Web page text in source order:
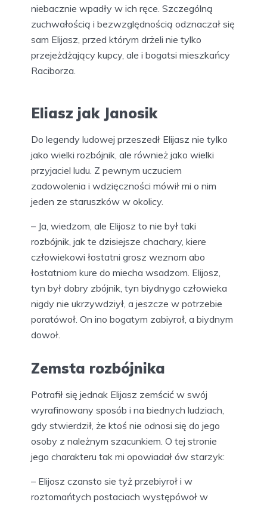
niebacznie wpadły w ich ręce. Szczególną
zuchwałością i bezwzględnością odznaczał się
sam Elijasz, przed którym drżeli nie tylko
przejeżdżający kupcy, ale i bogatsi mieszkańcy
Raciborza.
Eliasz jak Janosik
Do legendy ludowej przeszedł Elijasz nie tylko
jako wielki rozbójnik, ale również jako wielki
przyjaciel ludu. Z pewnym uczuciem
zadowolenia i wdzięczności mówił mi o nim
jeden ze staruszków w okolicy.
– Ja, wiedzom, ale Elijosz to nie był taki
rozbójnik, jak te dzisiejsze chachary, kiere
człowiekowi łostatni grosz weznom abo
łostatniom kure do miecha wsadzom. Elijosz,
tyn był dobry zbójnik, tyn biydnygo człowieka
nigdy nie ukrzywdziył, a jeszcze w potrzebie
poratówoł. On ino bogatym zabiyroł, a biydnym
dowoł.
Zemsta rozbójnika
Potrafił się jednak Elijasz zemścić w swój
wyrafinowany sposób i na biednych ludziach,
gdy stwierdził, że ktoś nie odnosi się do jego
osoby z należnym szacunkiem. O tej stronie
jego charakteru tak mi opowiadał ów starzyk:
– Elijosz czansto sie tyż przebiyroł i w
roztomańtych postaciach występówoł w